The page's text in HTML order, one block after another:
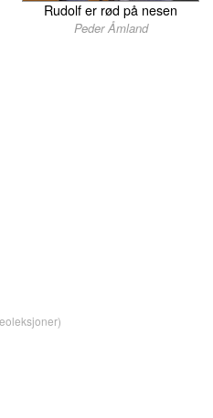
Rudolf er rød på nesen
Peder Åmland